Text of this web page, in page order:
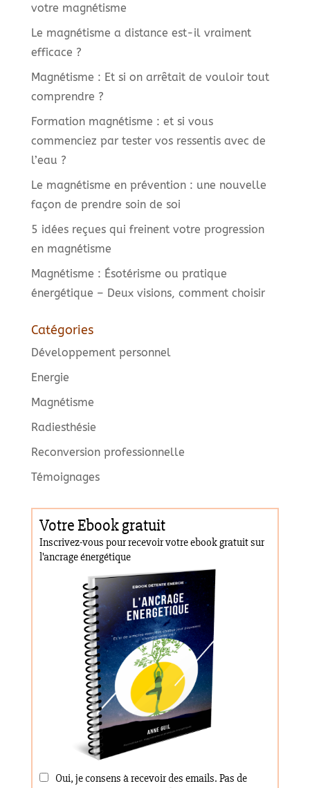
votre magnétisme
Le magnétisme a distance est-il vraiment
efficace ?
Magnétisme : Et si on arrêtait de vouloir tout
comprendre ?
Formation magnétisme : et si vous
commenciez par tester vos ressentis avec de
l’eau ?
Le magnétisme en prévention : une nouvelle
façon de prendre soin de soi
5 idées reçues qui freinent votre progression
en magnétisme
Magnétisme : Ésotérisme ou pratique
énergétique – Deux visions, comment choisir
Catégories
Développement personnel
Energie
Magnétisme
Radiesthésie
Reconversion professionnelle
Témoignages